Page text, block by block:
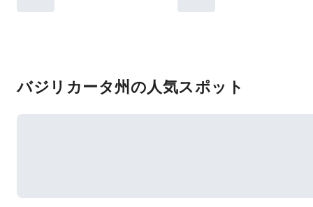
バジリカータ州の人気スポット